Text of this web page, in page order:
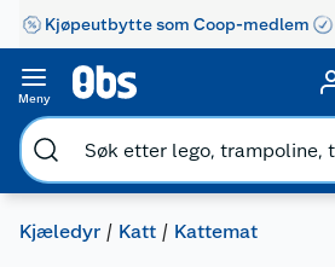
Kjøpeutbytte som Coop-medlem
Meny
Kjæledyr Katt Kattemat